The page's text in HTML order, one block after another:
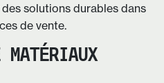
des solutions durables dans
de vente.